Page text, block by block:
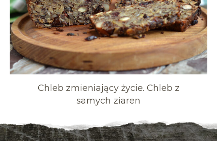
Chleb zmieniający życie. Chleb z
samych ziaren